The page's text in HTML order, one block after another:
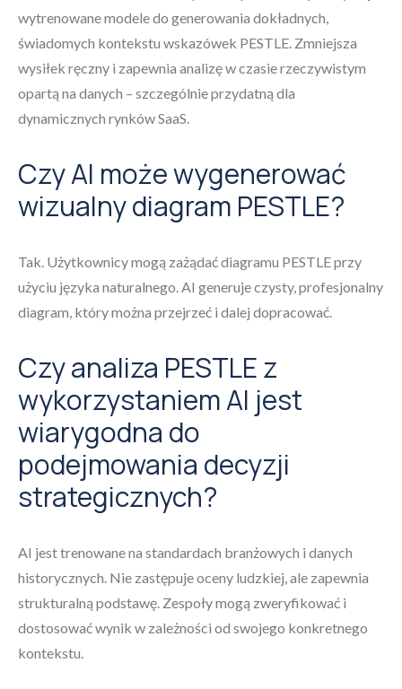
wytrenowane modele do generowania dokładnych,
świadomych kontekstu wskazówek PESTLE. Zmniejsza
wysiłek ręczny i zapewnia analizę w czasie rzeczywistym
opartą na danych – szczególnie przydatną dla
dynamicznych rynków SaaS.
Czy AI może wygenerować
wizualny diagram PESTLE?
Tak. Użytkownicy mogą zażądać diagramu PESTLE przy
użyciu języka naturalnego. AI generuje czysty, profesjonalny
diagram, który można przejrzeć i dalej dopracować.
Czy analiza PESTLE z
wykorzystaniem AI jest
wiarygodna do
podejmowania decyzji
strategicznych?
AI jest trenowane na standardach branżowych i danych
historycznych. Nie zastępuje oceny ludzkiej, ale zapewnia
strukturalną podstawę. Zespoły mogą zweryfikować i
dostosować wynik w zależności od swojego konkretnego
kontekstu.